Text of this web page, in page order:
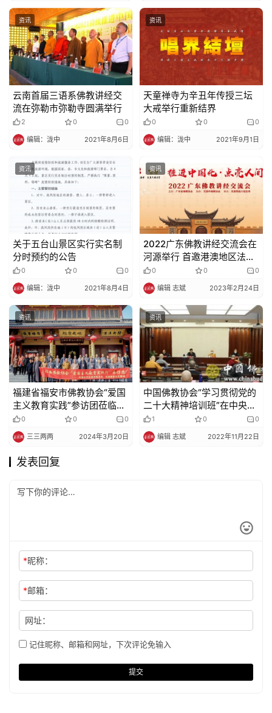
资讯
云南首届三语系佛教讲经交
流在弥勒市弥勒寺圆满举行
2 0 0
编辑：泷中 2021年8月6日
资讯
天童禅寺为辛丑年传授三坛
大戒举行重新结界
0 0 0
编辑：泷中 2021年9月1日
资讯
关于五台山景区实行实名制
分时预约的公告
0 0 0
编辑：泷中 2021年8月4日
资讯
2022广东佛教讲经交流会在
河源举行 首邀港澳地区法师
示范讲经
0 0 0
编辑 志斌 2023年2月24日
资讯
福建省福安市佛教协会“爱国
主义教育实践”参访团莅临地
藏古寺参学
0 0 0
三三两两 2024年3月20日
资讯
中国佛教协会“学习贯彻党的
二十大精神培训班”在中央社
会主义学院举办
1 0 0
编辑 志斌 2022年11月22日
发表回复
*昵称：
*邮箱：
网址：
记住昵称、邮箱和网址，下次评论免输入
提交